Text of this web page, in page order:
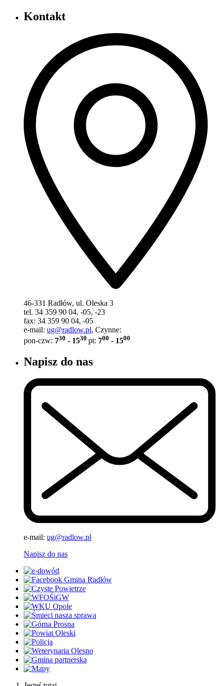
Kontakt
46-331 Radłów, ul. Oleska 3
tel. 34 359 90 04, -05, -23
fax: 34 359 90 04, -05
e-mail: ug@radlow.pl, Czynne:
pon-czw: 730 - 1530 pt: 700 - 1500
Napisz do nas
e-mail: ug@radlow.pl
Napisz do nas